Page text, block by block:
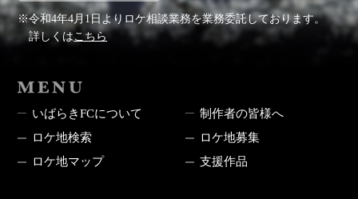
※令和4年4月1日よりロケ相談業務を業務委託しております。
詳しくはこちら
いばらきFCについて
制作者の皆様へ
ロケ地検索
ロケ地募集
ロケ地マップ
支援作品